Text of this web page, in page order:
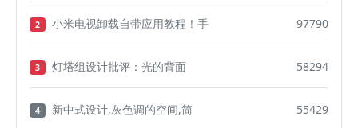
2 小米电视卸载自带应用教程！手 97790
3 灯塔组设计批评：光的背面 58294
4 新中式设计,灰色调的空间,简 55429